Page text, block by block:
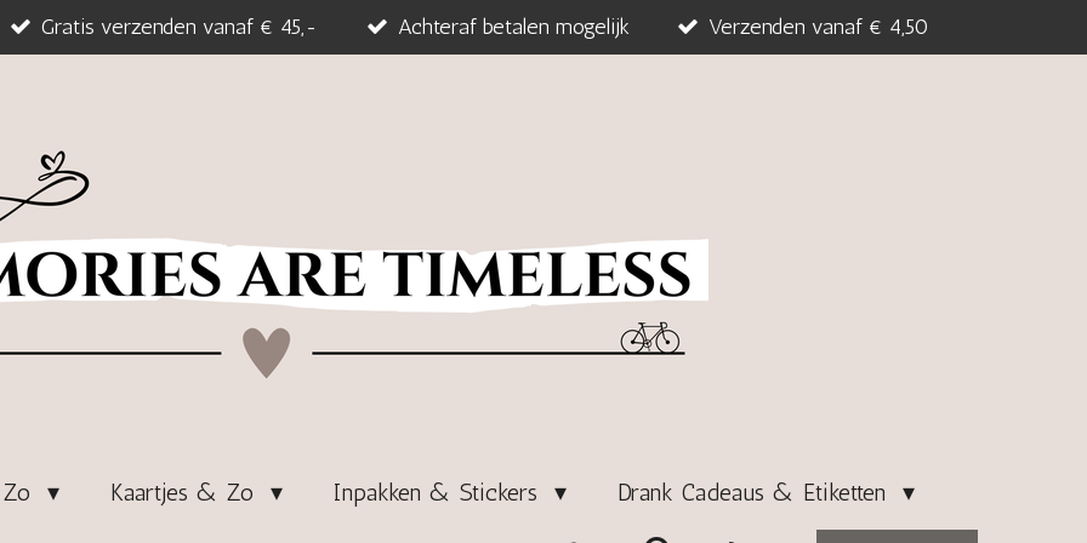
Gratis verzenden vanaf € 45,- Achteraf betalen mogelijk Verzenden vanaf € 4,50
Kaartjes & Zo Inpakken & Stickers Drank Cadeaus & Etiketten